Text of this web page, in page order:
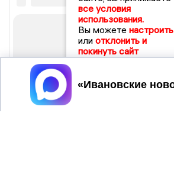
все условия
использования.
Вы можете настроить
или отклонить и
покинуть сайт
Принять